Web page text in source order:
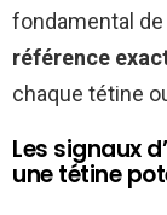
fondamental
référence
chaque tétine
Les signaux
une tétine